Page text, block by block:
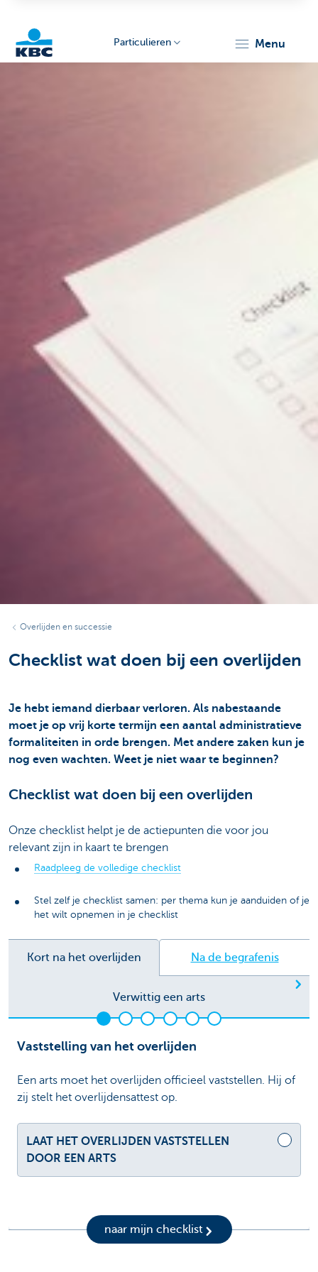
Particulieren menu
Overlijden en successie
Checklist wat doen bij een overlijden
Je hebt iemand dierbaar verloren. Als nabestaande
moet je op vrij korte termijn een aantal administratieve
formaliteiten in orde brengen. Met andere zaken kun je
nog even wachten. Weet je niet waar te beginnen?
Checklist wat doen bij een overlijden
Onze checklist helpt je de actiepunten die voor jou
relevant zijn in kaart te brengen
Raadpleeg de volledige checklist
Stel zelf je checklist samen: per thema kun je aanduiden of je
het wilt opnemen in je checklist
Kort na het overlijden Na de begrafenis
Verwittig een arts
Vaststelling van het overlijden
Een arts moet het overlijden officieel vaststellen. Hij of
zij stelt het overlijdensattest op.
LAAT HET OVERLIJDEN VASTSTELLEN
DOOR EEN ARTS
naar mijn checklist